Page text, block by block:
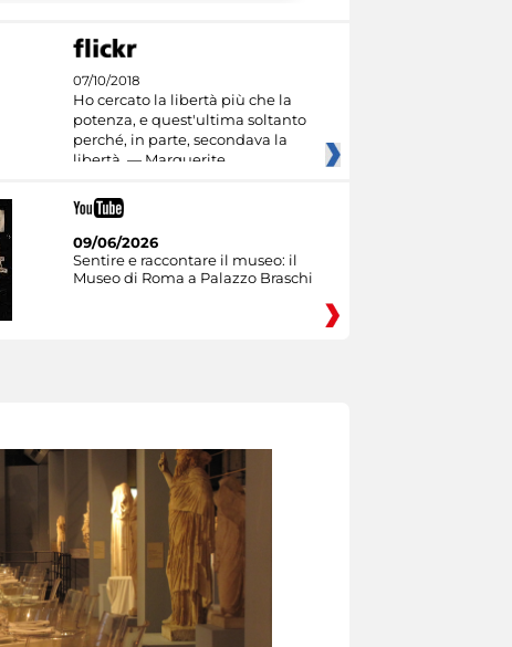
07/10/2018
Ho cercato la libertà più che la
potenza, e quest'ultima soltanto
perché, in parte, secondava la
libertà. — Marguerite
09/06/2026
Sentire e raccontare il museo: il
Museo di Roma a Palazzo Braschi